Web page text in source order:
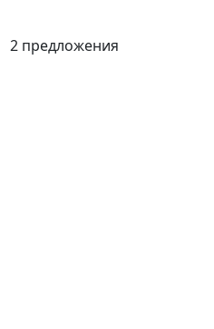
2 предложения